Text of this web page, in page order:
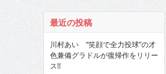
最近の投稿
川村あい “笑顔で全力投球”の才
色兼備グラドルが復帰作をリリー
ス!!